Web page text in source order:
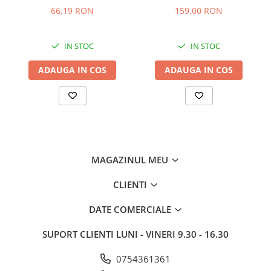
Energie: 100 Wh
Compatibilitate:
Electrolux Seria 800 (EP82xxx,
C00911422
66,19 RON
IN STOC
ADAUGA IN COS
filtru parte mobila,
159,00 RON
IN STOC
ADAUGA IN COS
MAGAZINUL MEU
CLIENTI
DATE COMERCIALE
SUPORT CLIENTI LUNI - VINERI 9.30 - 16.30
0754361361